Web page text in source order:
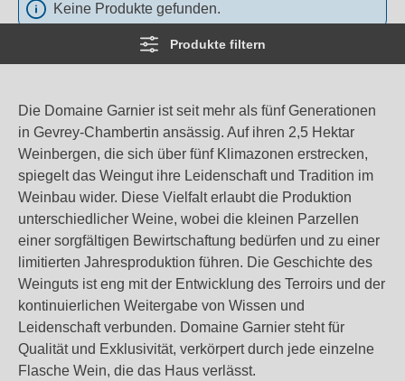
Produkte filtern
Keine Produkte gefunden.
Die Domaine Garnier ist seit mehr als fünf Generationen
in Gevrey-Chambertin ansässig. Auf ihren 2,5 Hektar
Weinbergen, die sich über fünf Klimazonen erstrecken,
spiegelt das Weingut ihre Leidenschaft und Tradition im
Weinbau wider. Diese Vielfalt erlaubt die Produktion
unterschiedlicher Weine, wobei die kleinen Parzellen
einer sorgfältigen Bewirtschaftung bedürfen und zu einer
limitierten Jahresproduktion führen. Die Geschichte des
Weinguts ist eng mit der Entwicklung des Terroirs und der
kontinuierlichen Weitergabe von Wissen und
Leidenschaft verbunden. Domaine Garnier steht für
Qualität und Exklusivität, verkörpert durch jede einzelne
Flasche Wein, die das Haus verlässt.